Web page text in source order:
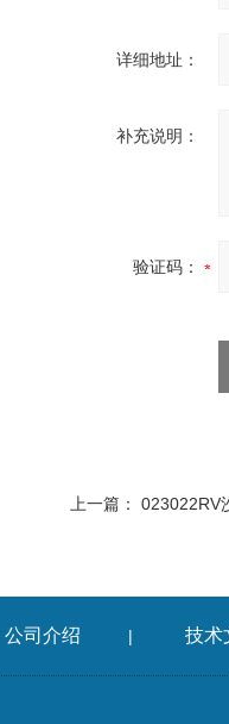
详细地址：
补充说明：
验证码：
上一篇： 023022RV
公司介绍 | 技术